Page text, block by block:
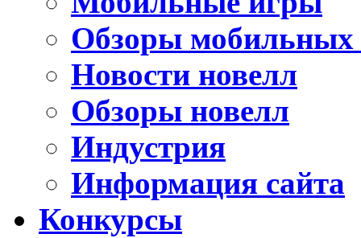
Обзоры мобильных
Новости новелл
Обзоры новелл
Индустрия
Информация сайта
Конкурсы